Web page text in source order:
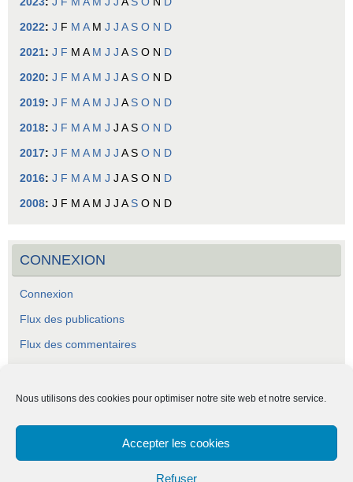
Nous utilisons des cookies pour optimiser notre site web et notre service.
Accepter les cookies
Refuser
2022: J F M A M J J A S O N D
2021: J F M A M J J A S O N D
2020: J F M A M J J A S O N D
2019: J F M A M J J A S O N D
2018: J F M A M J J A S O N D
2017: J F M A M J J A S O N D
2016: J F M A M J J A S O N D
2008: J F M A M J J A S O N D
CONNEXION
Connexion
Flux des publications
Flux des commentaires